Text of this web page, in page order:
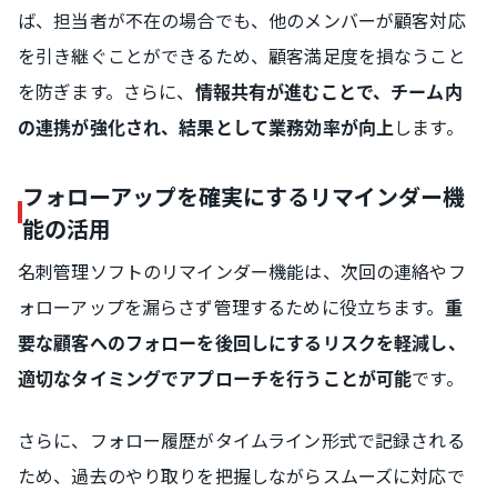
ば、担当者が不在の場合でも、他のメンバーが顧客対応
を引き継ぐことができるため、顧客満足度を損なうこと
を防ぎます。さらに、 情報共有が進むことで、チーム内
の連携が強化され、結果として業務効率が向上します。
フォローアップを確実にするリマインダー機
能の活用
名刺管理ソフトのリマインダー機能は、次回の連絡やフ
ォローアップを漏らさず管理するために役立ちます。 重
要な顧客へのフォローを後回しにするリスクを軽減し、
適切なタイミングでアプローチを行うことが可能です。
さらに、フォロー履歴がタイムライン形式で記録される
ため、過去のやり取りを把握しながらスムーズに対応で